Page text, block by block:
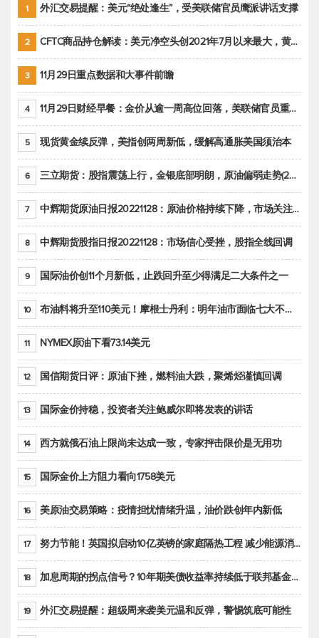
1 外汇交易提醒：美元“绝处逢生”，受美联储官员鹰派讲话支撑
2 CFTC商品持仓解读：美元净空头创2021年7月以来最大，黄金期货投机性净多头头寸减少
3 11月29日重点数据和大事件前瞻
4 11月29日财经早餐：金价从逾一周高位回落，美联储官员重申鹰派立场推动美元回升
5 现货黄金续反弹，美指创两周新低，缓解高通胀美国须治本
6 三立期货：股指震荡上行，金银底部明朗，原油偏弱走势(20221128收评)
7 中辉期货原油日报20221128：原油价格持续下降，市场关注OPEC+新一轮产能政策
8 中辉期货股指日报20221128：市场信心受挫，股指全线回调
9 国际油价创11个月新低，止跌回升至少得满足二大条件之一
10 布油料将升至110美元！摩根士丹利：明年油市面临七大不确定性
11 NYMEX原油下看73.14美元
12 国信期货日评：原油下挫，燃料油大跌，聚烯烃谨慎回调
13 国际金价持稳，投资者关注鲍威尔即将发表的讲话
14 西方就俄石油上限尚未达成一致，专家抨击限价是无用功
15 国际金价上方阻力看向1758美元
16 美原油交易策略：疫情担忧情绪升温，油价跌创年内新低
17 努力节能！英国拟启动10亿英镑的家庭隔热工程 减少能源消耗
18 加息周期的拐点信号？10年期美债收益率持续低于联邦基金利率目标区间
19 外汇交易提醒：超级周来袭美元温和反弹，警惕筑底可能性